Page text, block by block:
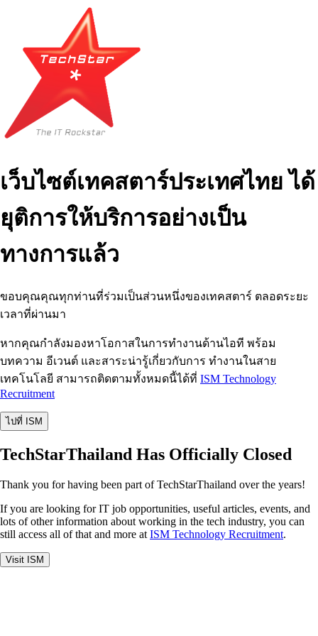
เว็บไซต์เทคสตาร์ประเทศไทย ได้
ยุติการให้บริการอย่างเป็น
ทางการแล้ว
ขอบคุณคุณทุกท่านที่ร่วมเป็นส่วนหนึ่งของเทคสตาร์ ตลอดระยะ
เวลาที่ผ่านมา
หากคุณกำลังมองหาโอกาสในการทำงานด้านไอที พร้อม
บทความ อีเวนต์ และสาระน่ารู้เกี่ยวกับการ ทำงานในสาย
เทคโนโลยี สามารถติดตามทั้งหมดนี้ได้ที่ ISM Technology
Recruitment
ไปที่ ISM
TechStarThailand Has Officially Closed
Thank you for having been part of TechStarThailand over the years!
If you are looking for IT job opportunities, useful articles, events, and
lots of other information about working in the tech industry, you can
still access all of that and more at ISM Technology Recruitment.
Visit ISM